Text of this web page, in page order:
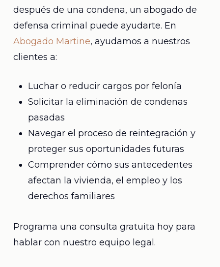
después de una condena, un abogado de
defensa criminal puede ayudarte. En
Abogado Martine, ayudamos a nuestros
clientes a:
Luchar o reducir cargos por felonía
Solicitar la eliminación de condenas
pasadas
Navegar el proceso de reintegración y
proteger sus oportunidades futuras
Comprender cómo sus antecedentes
afectan la vivienda, el empleo y los
derechos familiares
Programa una consulta gratuita hoy para
hablar con nuestro equipo legal.